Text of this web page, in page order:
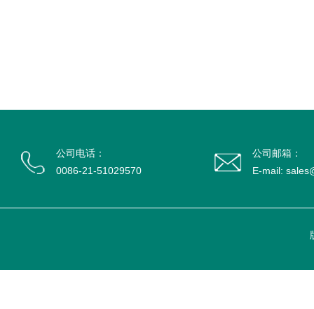
公司电话：
0086-21-51029570
公司邮箱：
E-mail: